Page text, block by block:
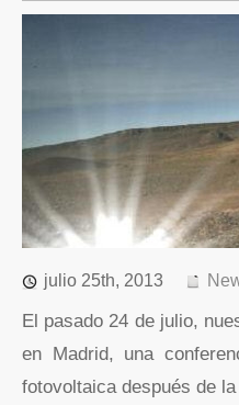
julio 25th, 2013
El pasado 24 de julio,
en Madrid, una
fotovoltaica después de